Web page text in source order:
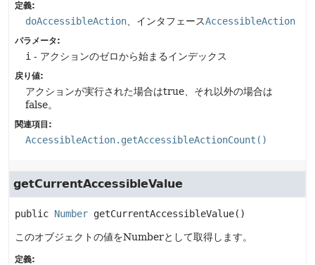
定義:
doAccessibleAction 、インタフェースAccessibleAction
パラメータ:
i - アクションのゼロから始まるインデックス
戻り値:
アクションが実行された場合はtrue、それ以外の場合は
false。
関連項目:
AccessibleAction.getAccessibleActionCount()
getCurrentAccessibleValue
public Number getCurrentAccessibleValue()
このオブジェクトの値をNumberとして取得します。
定義: